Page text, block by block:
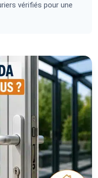
vérifiés pour une